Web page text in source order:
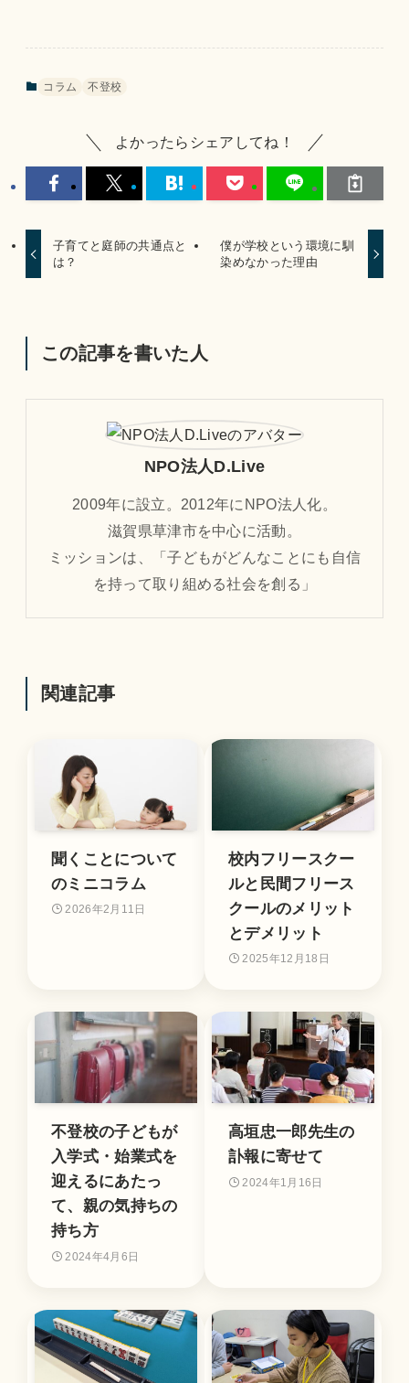
コラム 不登校
よかったらシェアしてね！
子育てと庭師の共通点と
は？
僕が学校という環境に馴
染めなかった理由
この記事を書いた人
NPO法人D.Live
2009年に設立。2012年にNPO法人化。
滋賀県草津市を中心に活動。
ミッションは、「子どもがどんなことにも自信
を持って取り組める社会を創る」
関連記事
聞くことについて
のミニコラム
2026年2月11日
校内フリースクー
ルと民間フリース
クールのメリット
とデメリット
2025年12月18日
不登校の子どもが
入学式・始業式を
迎えるにあたっ
て、親の気持ちの
持ち方
2024年4月6日
高垣忠一郎先生の
訃報に寄せて
2024年1月16日